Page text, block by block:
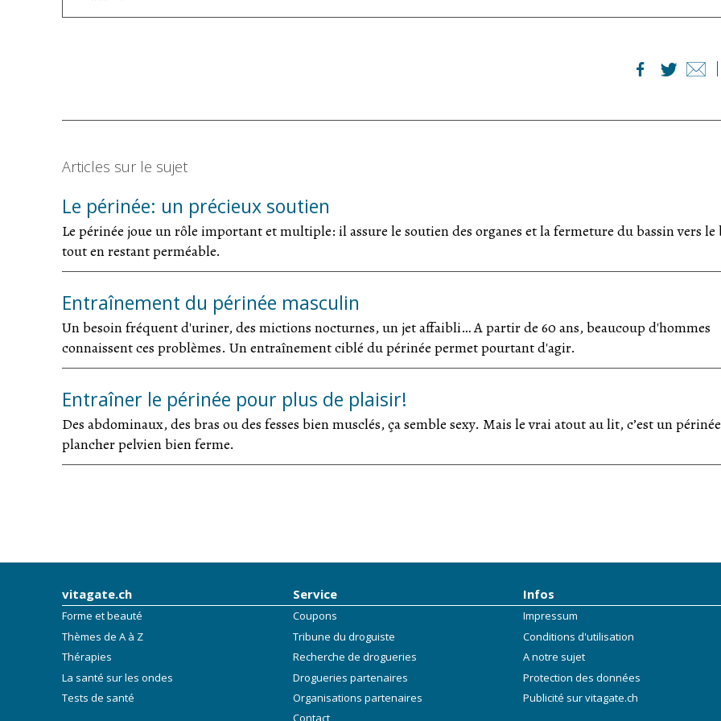
Articles sur le sujet
Le périnée: un précieux soutien
Le périnée joue un rôle important et multiple: il assure le soutien des organes et la fermeture du bassin vers le
tout en restant perméable.
Entraînement du périnée masculin
Un besoin fréquent d'uriner, des mictions nocturnes, un jet affaibli… A partir de 60 ans, beaucoup d'hommes
connaissent ces problèmes. Un entraînement ciblé du périnée permet pourtant d'agir.
Entraîner le périnée pour plus de plaisir!
Des abdominaux, des bras ou des fesses bien musclés, ça semble sexy. Mais le vrai atout au lit, c’est un
plancher pelvien bien ferme.
vitagate.ch
Forme et beauté
Thèmes de A à Z
Thérapies
La santé sur les ondes
Tests de santé
Service
Coupons
Tribune du droguiste
Recherche de drogueries
Drogueries partenaires
Organisations partenaires
Contact
Infos
Impressum
Conditions d'utilisation
A notre sujet
Protection des données
Publicité sur vitagate.ch